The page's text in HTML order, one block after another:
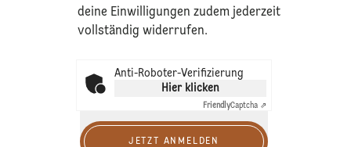
deine Einwilligungen zudem jederzeit
vollständig widerrufen.
Anti-Roboter-Verifizierung
Hier klicken
FriendlyCaptcha ⇗
JETZT ANMELDEN